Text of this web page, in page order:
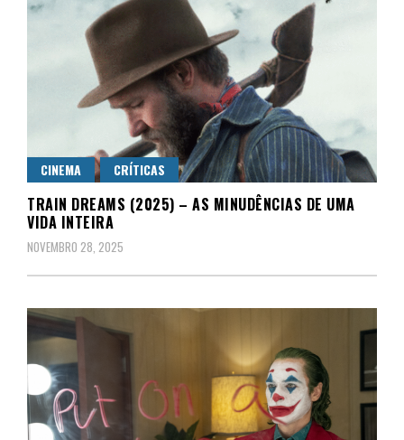
CINEMA CRÍTICAS
TRAIN DREAMS (2025) – AS MINUDÊNCIAS DE UMA
VIDA INTEIRA
NOVEMBRO 28, 2025